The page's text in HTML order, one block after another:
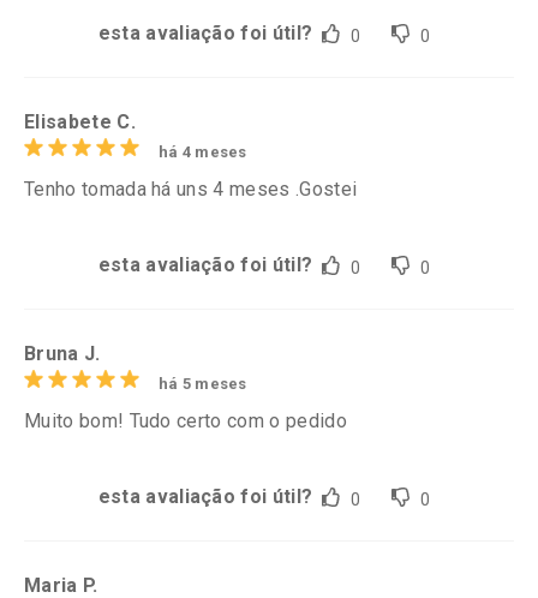
esta avaliação foi útil? 0 0
Elisabete C.
há 4 meses
Tenho tomada há uns 4 meses .Gostei
esta avaliação foi útil? 0 0
Bruna J.
há 5 meses
Muito bom! Tudo certo com o pedido
esta avaliação foi útil? 0 0
Maria P.